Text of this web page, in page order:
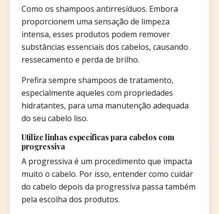
Como os shampoos antirresíduos. Embora
proporcionem uma sensação de limpeza
intensa, esses produtos podem remover
substâncias essenciais dos cabelos, causando
ressecamento e perda de brilho.
Prefira sempre shampoos de tratamento,
especialmente aqueles com propriedades
hidratantes, para uma manutenção adequada
do seu cabelo liso.
Utilize linhas específicas para cabelos com
progressiva
A progressiva é um procedimento que impacta
muito o cabelo. Por isso, entender como cuidar
do cabelo depois da progressiva passa também
pela escolha dos produtos.